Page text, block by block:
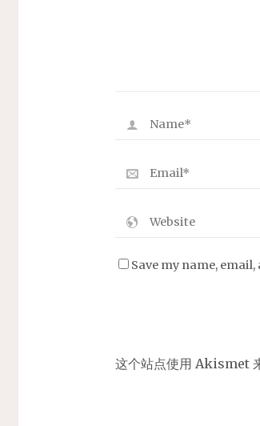
Save my name,
这个站点使用 Akismet